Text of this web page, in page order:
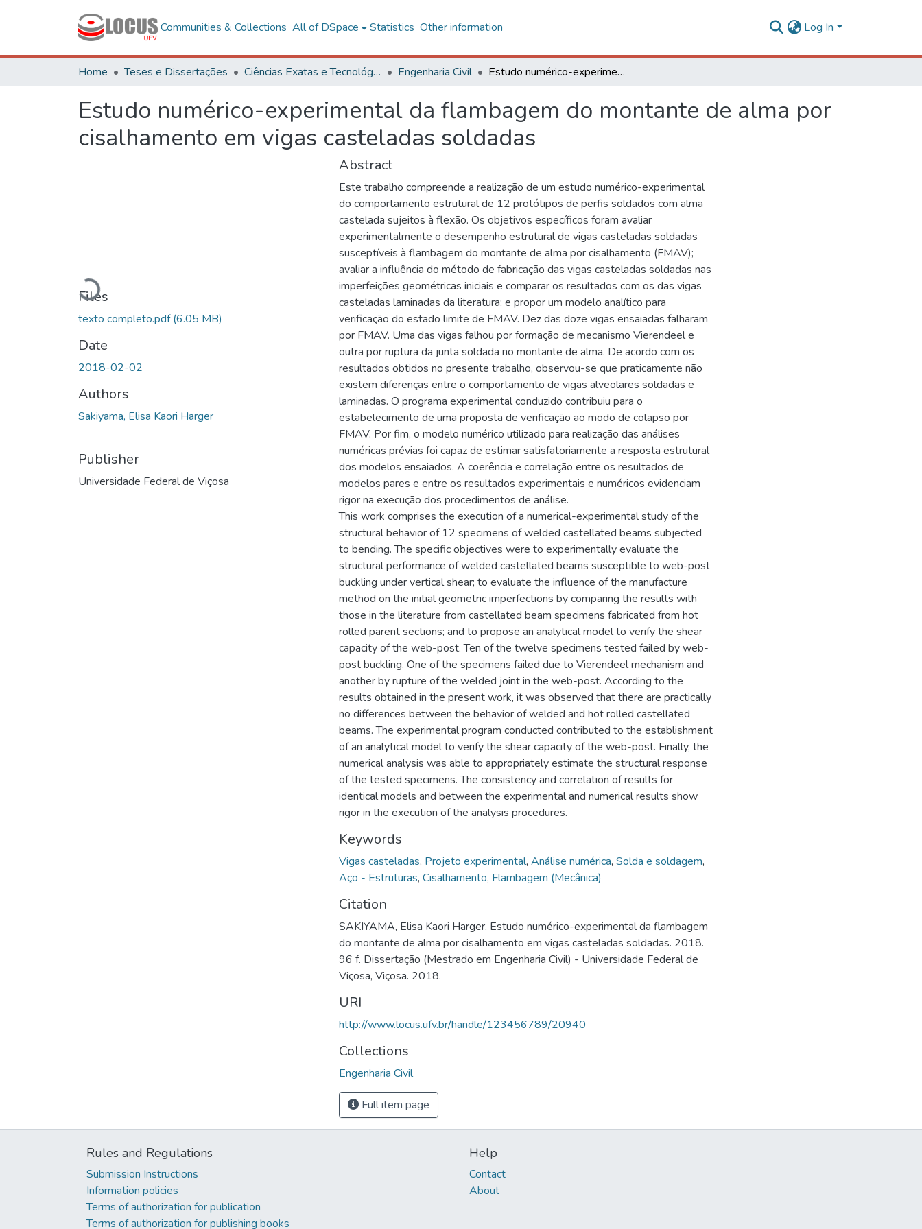
Communities & Collections All of DSpace Statistics Other information Log In
Home Teses e Dissertações Ciências Exatas e Tecnológicas Engenharia Civil Estudo numérico-experimental da flambagem do montante de alma por cisalhamento em vigas casteladas soldadas
Estudo numérico-experimental da flambagem do montante de alma por
cisalhamento em vigas casteladas soldadas
Loading...
Files
texto completo.pdf(6.05 MB)
Date
2018-02-02
Authors
Sakiyama, Elisa Kaori Harger
Publisher
Universidade Federal de Viçosa
Abstract
Este trabalho compreende a realização de um estudo numérico-experimental
do comportamento estrutural de 12 protótipos de perfis soldados com alma
castelada sujeitos à flexão. Os objetivos específicos foram avaliar
experimentalmente o desempenho estrutural de vigas casteladas soldadas
susceptíveis à flambagem do montante de alma por cisalhamento (FMAV);
avaliar a influência do método de fabricação das vigas casteladas soldadas nas
imperfeições geométricas iniciais e comparar os resultados com os das vigas
casteladas laminadas da literatura; e propor um modelo analítico para
verificação do estado limite de FMAV. Dez das doze vigas ensaiadas falharam
por FMAV. Uma das vigas falhou por formação de mecanismo Vierendeel e
outra por ruptura da junta soldada no montante de alma. De acordo com os
resultados obtidos no presente trabalho, observou-se que praticamente não
existem diferenças entre o comportamento de vigas alveolares soldadas e
laminadas. O programa experimental conduzido contribuiu para o
estabelecimento de uma proposta de verificação ao modo de colapso por
FMAV. Por fim, o modelo numérico utilizado para realização das análises
numéricas prévias foi capaz de estimar satisfatoriamente a resposta estrutural
dos modelos ensaiados. A coerência e correlação entre os resultados de
modelos pares e entre os resultados experimentais e numéricos evidenciam
rigor na execução dos procedimentos de análise.
This work comprises the execution of a numerical-experimental study of the
structural behavior of 12 specimens of welded castellated beams subjected
to bending. The specific objectives were to experimentally evaluate the
structural performance of welded castellated beams susceptible to web-post
buckling under vertical shear; to evaluate the influence of the manufacture
method on the initial geometric imperfections by comparing the results with
those in the literature from castellated beam specimens fabricated from hot
rolled parent sections; and to propose an analytical model to verify the shear
capacity of the web-post. Ten of the twelve specimens tested failed by web-
post buckling. One of the specimens failed due to Vierendeel mechanism and
another by rupture of the welded joint in the web-post. According to the
results obtained in the present work, it was observed that there are practically
no differences between the behavior of welded and hot rolled castellated
beams. The experimental program conducted contributed to the establishment
of an analytical model to verify the shear capacity of the web-post. Finally, the
numerical analysis was able to appropriately estimate the structural response
of the tested specimens. The consistency and correlation of results for
identical models and between the experimental and numerical results show
rigor in the execution of the analysis procedures.
Keywords
Vigas casteladas, Projeto experimental, Análise numérica, Solda e soldagem,
Aço - Estruturas, Cisalhamento, Flambagem (Mecânica)
Citation
SAKIYAMA, Elisa Kaori Harger. Estudo numérico-experimental da flambagem
do montante de alma por cisalhamento em vigas casteladas soldadas. 2018.
96 f. Dissertação (Mestrado em Engenharia Civil) - Universidade Federal de
Viçosa, Viçosa. 2018.
URI
http://www.locus.ufv.br/handle/123456789/20940
Collections
Engenharia Civil
Full item page
Rules and Regulations
Submission Instructions
Information policies
Terms of authorization for publication
Terms of authorization for publishing books
Help
Contact
About